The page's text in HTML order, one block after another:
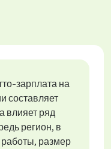
зарплата на
составляет
влияет ряд
регион, в
работы, размер